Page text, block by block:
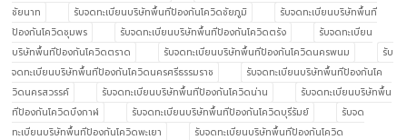
ชัยนาท
รับจดทะเบียนบริษัทพื้นทีป้องกันโควิดชัยภูมิ
รับจดทะเบียนบริษัทพื้นที
ป้องกันโควิดชุมพร
รับจดทะเบียนบริษัทพื้นทีป้องกันโควิดตรัง
รับจดทะเบียน
บริษัทพื้นทีป้องกันโควิดตราด
รับจดทะเบียนบริษัทพื้นทีป้องกันโควิดนครพนม
รับ
จดทะเบียนบริษัทพื้นทีป้องกันโควิดนครศรีธรรมราช
รับจดทะเบียนบริษัทพื้นทีป้องกันโค
วิดนครสวรรค์
รับจดทะเบียนบริษัทพื้นทีป้องกันโควิดน่าน
รับจดทะเบียนบริษัทพื้น
ทีป้องกันโควิดบึงกาฬ
รับจดทะเบียนบริษัทพื้นทีป้องกันโควิดบุรีรัมย์
รับจด
ทะเบียนบริษัทพื้นทีป้องกันโควิดพะเยา
รับจดทะเบียนบริษัทพื้นทีป้องกันโควิด